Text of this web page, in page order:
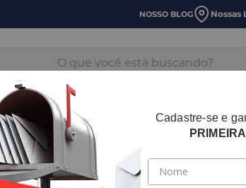
NOSSO BLOG Nossas
HIDRÁULICA TUBOS E CONEXOES
Cadastre-se e